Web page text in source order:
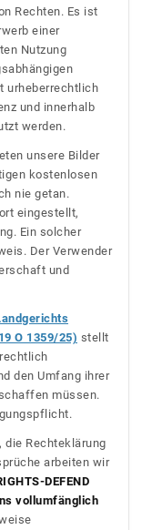
Rechten. Es ist
einer
Nutzung
urheberrechtlich
und innerhalb
werden.
unsere Bilder
kostenlosen
nie getan.
eingestellt,
Ein solcher
Der Verwender
und
O 1359/25) stellt
den Umfang ihrer
müssen.
die Rechteklärung
arbeiten wir
DEFEND
vollumfänglich